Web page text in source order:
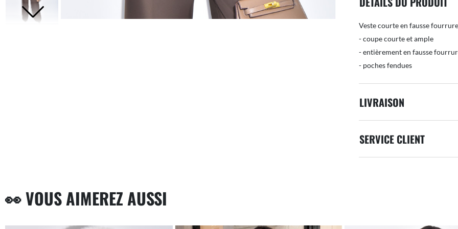
Veste courte en fausse fourrure
- coupe courte et ample
- entièrement en fausse
- poches fendues
LIVRAISON
SERVICE CLIENT
👀 VOUS AIMEREZ AUSSI